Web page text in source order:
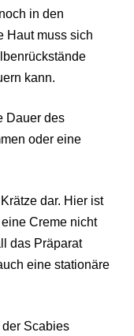
in den
Haut muss sich
kann.
Dauer des
oder eine
dar. Hier ist
Creme nicht
das Präparat
eine stationäre
Scabies